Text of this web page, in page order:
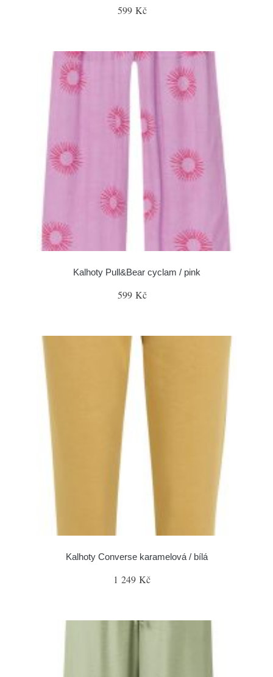
599 Kč
Kalhoty Pull&Bear cyclam / pink
599 Kč
Kalhoty Converse karamelová / bílá
1 249 Kč